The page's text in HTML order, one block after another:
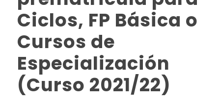
Ciclos, FP Básica o
Cursos de
Especialización
(Curso 2021/22)